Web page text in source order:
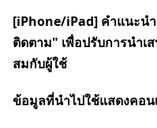
[iPhone/iPad] คำแนะน
ติดตาม" เพื่อปรับการนำเ
สมกับผู้ใช้
ข้อมูลที่นำไปใช้แสดงคอ